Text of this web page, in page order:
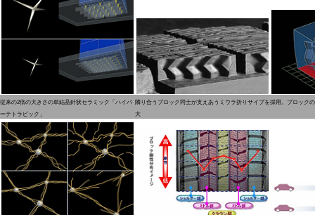
従来の2倍の大きさの単結晶針状セラミック「ハイパ
ーテトラピック」
隣り合うブロック同士が支えあうミウラ折りサイプを採用。ブロック
大